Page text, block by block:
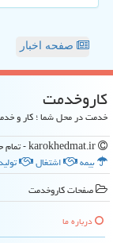
صفحه اخبار
كاروخدمت
خدمت در محل شما ؛ کار و
بیمه
اشتغال
صفحات كاروخدمت
درباره ما